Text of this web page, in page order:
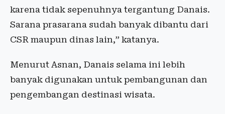
karena tidak sepenuhnya tergantung Danais.
Sarana prasarana sudah banyak dibantu dari
CSR maupun dinas lain,” katanya.
Menurut Asnan, Danais selama ini lebih
banyak digunakan untuk pembangunan dan
pengembangan destinasi wisata.